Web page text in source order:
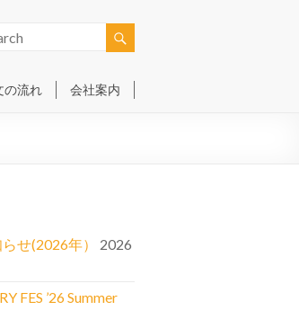
の流れ 会社案内
せ(2026年）
2026
FES ’26 Summer